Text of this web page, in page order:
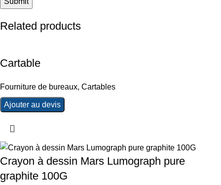
Related products
Cartable
Fourniture de bureaux, Cartables
Ajouter au devis
Crayon à dessin Mars Lumograph pure
graphite 100G